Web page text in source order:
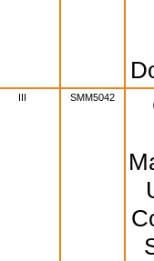
III SMM5042